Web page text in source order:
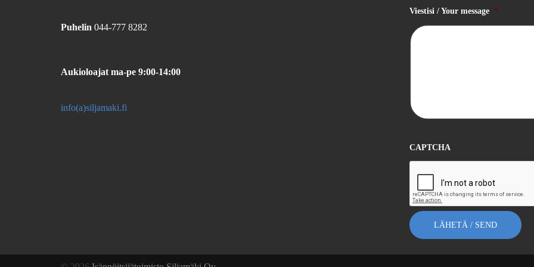
Puhelin 044-777 8282
Aukioloajat ma-pe 9:00-14:00
info(a)siljamaki.fi
Viestisi / Your message *
CAPTCHA